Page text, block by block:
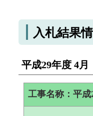
入札結果
平成29年度 4月
工事名称：平